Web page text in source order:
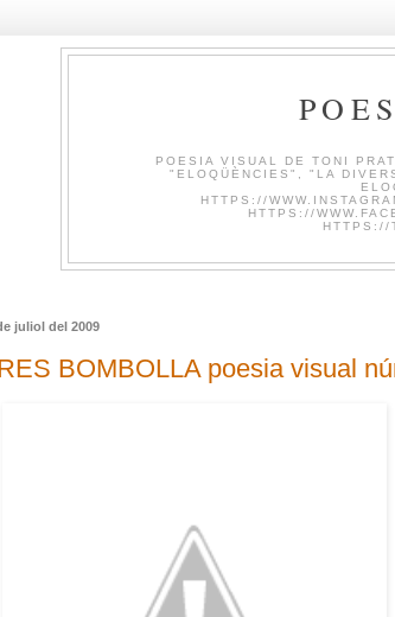
POESIA VISUAL DE TONI
"ELOQÜÈNCIES", "LA
HTTPS://
HTTPS://
HTTPS://
juliol del 2009
BOMBOLLA poesia visual